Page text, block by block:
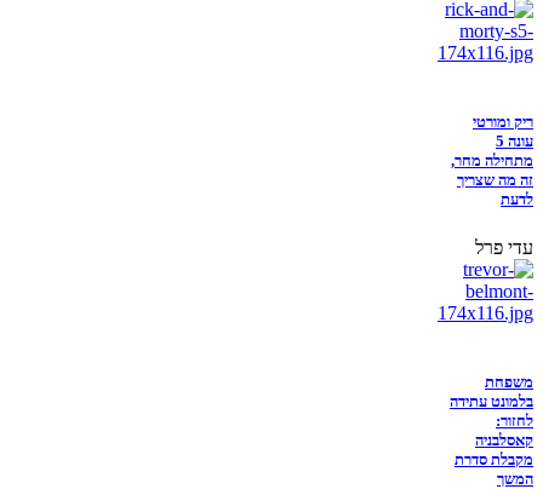
ריק ומורטי
עונה 5
מתחילה מחר,
זה מה שצריך
לדעת
עדי פרל
משפחת
בלמונט עתידה
לחזור:
קאסלבניה
מקבלת סדרת
המשך